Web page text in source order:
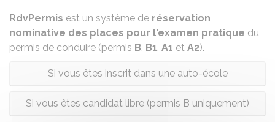
RdvPermis est un système de réservation
nominative des places pour l'examen pratique du
permis de conduire (permis B, B1, A1 et A2).
Si vous êtes inscrit dans une auto-école
Si vous êtes candidat libre (permis B uniquement)